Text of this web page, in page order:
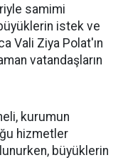
samimi
istek ve
Vali Ziya Polat'ın
vatandaşların
kurumun
hizmetler
büyüklerin